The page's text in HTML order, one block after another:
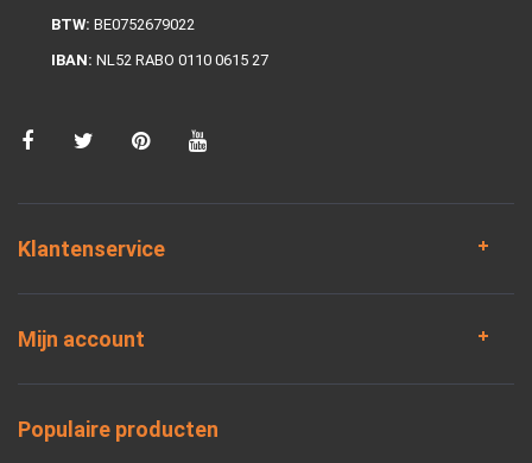
BTW: BE0752679022
IBAN: NL52 RABO 0110 0615 27
Klantenservice
Mijn account
Populaire producten